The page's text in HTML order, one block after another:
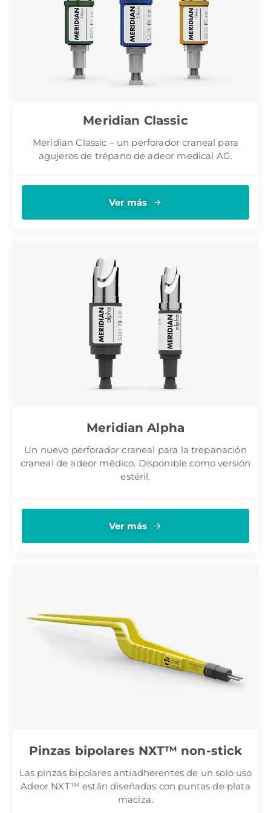
Meridian Classic
Meridian Classic – un perforador craneal para
agujeros de trépano de adeor medical AG.
Ver más
Meridian Alpha
Un nuevo perforador craneal para la trepanación
craneal de adeor médico. Disponible como versión
estéril.
Ver más
Pinzas bipolares NXT™ non-stick
Las pinzas bipolares antiadherentes de un solo uso
Adeor NXT™ están diseñadas con puntas de plata
maciza.